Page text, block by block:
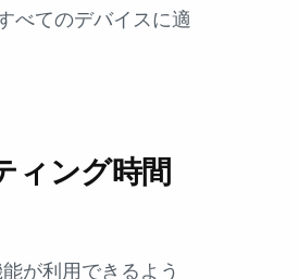
べてのデバイスに適
ィング時間
が利用できるよう